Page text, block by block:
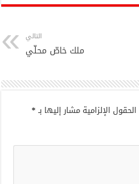
التالي
ملك خاصّ محلّي
الحقول الإلزامية مشار إليها بـ*